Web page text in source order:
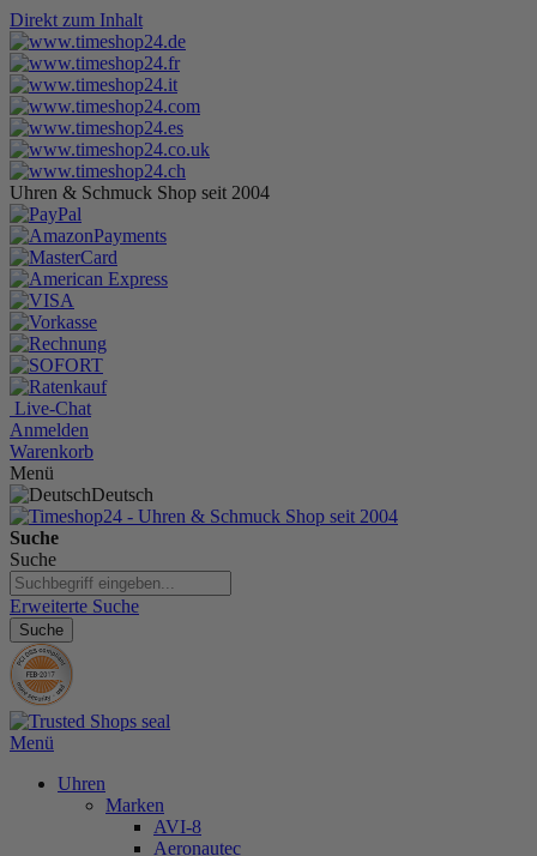
Direkt zum Inhalt
Uhren & Schmuck Shop seit 2004
Live-Chat
Anmelden
Warenkorb
Menü
Deutsch
Suche
Suche
Erweiterte Suche
Suche
Menü
Uhren
Marken
AVI-8
Aeronautec